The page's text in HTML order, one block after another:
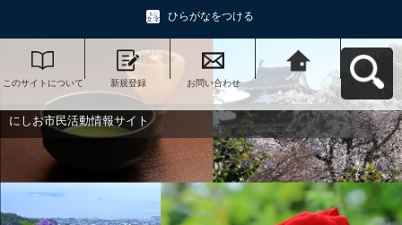
ひらがなをつける
このサイトについて 新規登録 お問い合わせ
にしお市民活動情報
サイトへ戻る
にしお市民活動情報サイト